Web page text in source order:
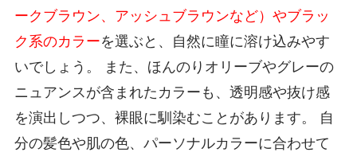
ークブラウン、アッシュブラウンなど）やブラッ
ク系のカラーを選ぶと、自然に瞳に溶け込みやす
いでしょう。 また、ほんのりオリーブやグレーの
ニュアンスが含まれたカラーも、透明感や抜け感
を演出しつつ、裸眼に馴染むことがあります。 自
分の髪色や肌の色、パーソナルカラーに合わせて